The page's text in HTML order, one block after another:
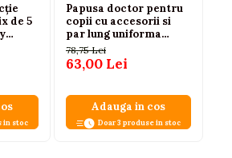
de 5
in stoc
Papusa doctor pentru
copii cu accesorii si
par lung uniforma
albastra 3 ani+
78,75 Lei
63,00 Lei
Adauga in cos
Doar 3 produse in stoc